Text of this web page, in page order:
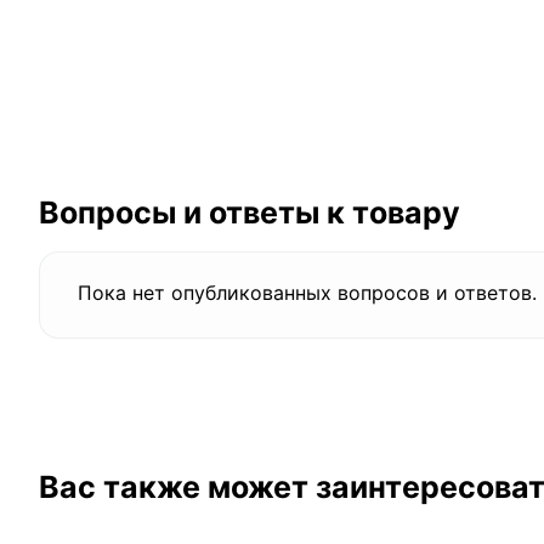
Вопросы и ответы к товару
Пока нет опубликованных вопросов и ответов.
Вас также может